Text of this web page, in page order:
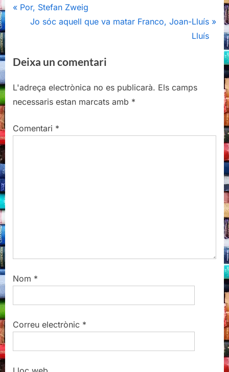
Navegació
d'entrades
P
i
u
s
o
Por, Stefan Zweig
N
t
o
s
:
Jo sóc aquell que va matar Franco, Joan-Lluís
Lluís
Deixa un comentari
L'adreça electrònica no es publicarà. Els camps
necessaris estan marcats amb *
Comentari *
Nom *
Correu electrònic *